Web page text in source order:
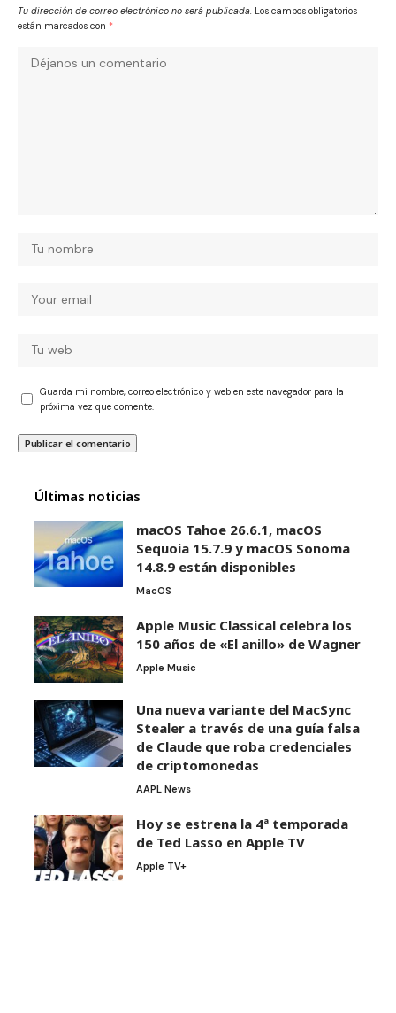
Tu dirección de correo electrónico no será publicada. Los campos obligatorios
están marcados con *
Guarda mi nombre, correo electrónico y web en este navegador para la
próxima vez que comente.
Últimas noticias
macOS Tahoe 26.6.1, macOS
Sequoia 15.7.9 y macOS Sonoma
14.8.9 están disponibles
MacOS
Apple Music Classical celebra los
150 años de «El anillo» de Wagner
Apple Music
Una nueva variante del MacSync
Stealer a través de una guía falsa
de Claude que roba credenciales
de criptomonedas
AAPL News
Hoy se estrena la 4ª temporada
de Ted Lasso en Apple TV
Apple TV+